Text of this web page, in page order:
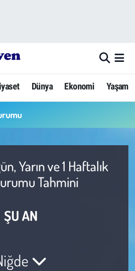
Dünya Ekonomi Yaşam
Yarın ve 1 Haftalık
Tahmini
ŞU AN
ve Fikstür